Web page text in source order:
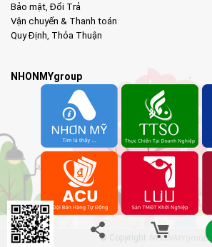
Bảo mật ,Đổi Trả
Vận chuyển & Thanh toán
Quy Định Thỏa Thuận
NHONMYgroup
© Copyright